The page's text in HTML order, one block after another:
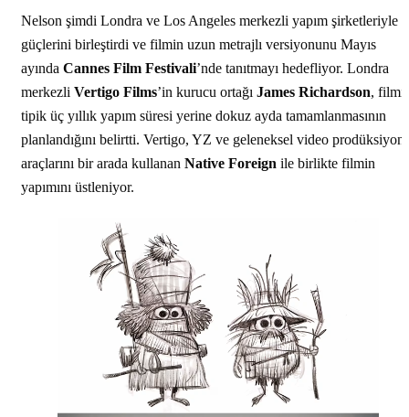
Nelson şimdi Londra ve Los Angeles merkezli yapım şirketleriyle
güçlerini birleştirdi ve filmin uzun metrajlı versiyonunu Mayıs
ayında Cannes Film Festivali’nde tanıtmayı hedefliyor. Londra
merkezli Vertigo Films’in kurucu ortağı James Richardson,
tipik üç yıllık yapım süresi yerine dokuz ayda tamamlanmasının
planlandığını belirtti. Vertigo, YZ ve geleneksel video prodüksiyon
araçlarını bir arada kullanan Native Foreign ile birlikte filmin
yapımını üstleniyor.